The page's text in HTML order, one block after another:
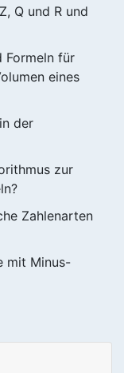
Q und R und
Formeln für
eines
der
zur
Zahlenarten
mit Minus-